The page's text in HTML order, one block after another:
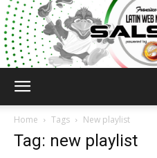
Home Tags New playlist
Tag: new playlist